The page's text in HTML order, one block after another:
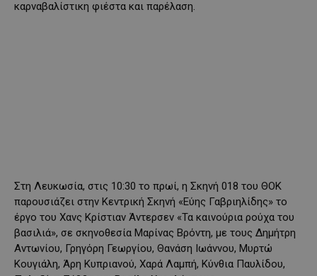
καρναβαλίστικη φιέστα και παρέλαση.
Στη Λευκωσία, στις 10:30 το πρωί, η Σκηνή 018 του ΘΟΚ
παρουσιάζει στην Κεντρική Σκηνή «Εύης Γαβριηλίδης» το
έργο του Χανς Κρίστιαν Άντερσεν «Τα καινούρια ρούχα του
βασιλιά», σε σκηνοθεσία Μαρίνας Βρόντη, με τους Δημήτρη
Αντωνίου, Γρηγόρη Γεωργίου, Θανάση Ιωάννου, Μυρτώ
Κουγιάλη, Άρη Κυπριανού, Χαρά Λαμπή, Κύνθια Παυλίδου,